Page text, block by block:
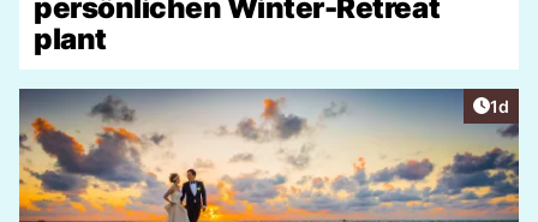
persönlichen Winter-Retreat
plant
1d